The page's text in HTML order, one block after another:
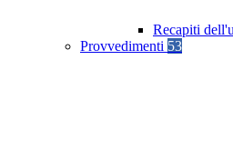
Recapiti
Provvedimenti 53